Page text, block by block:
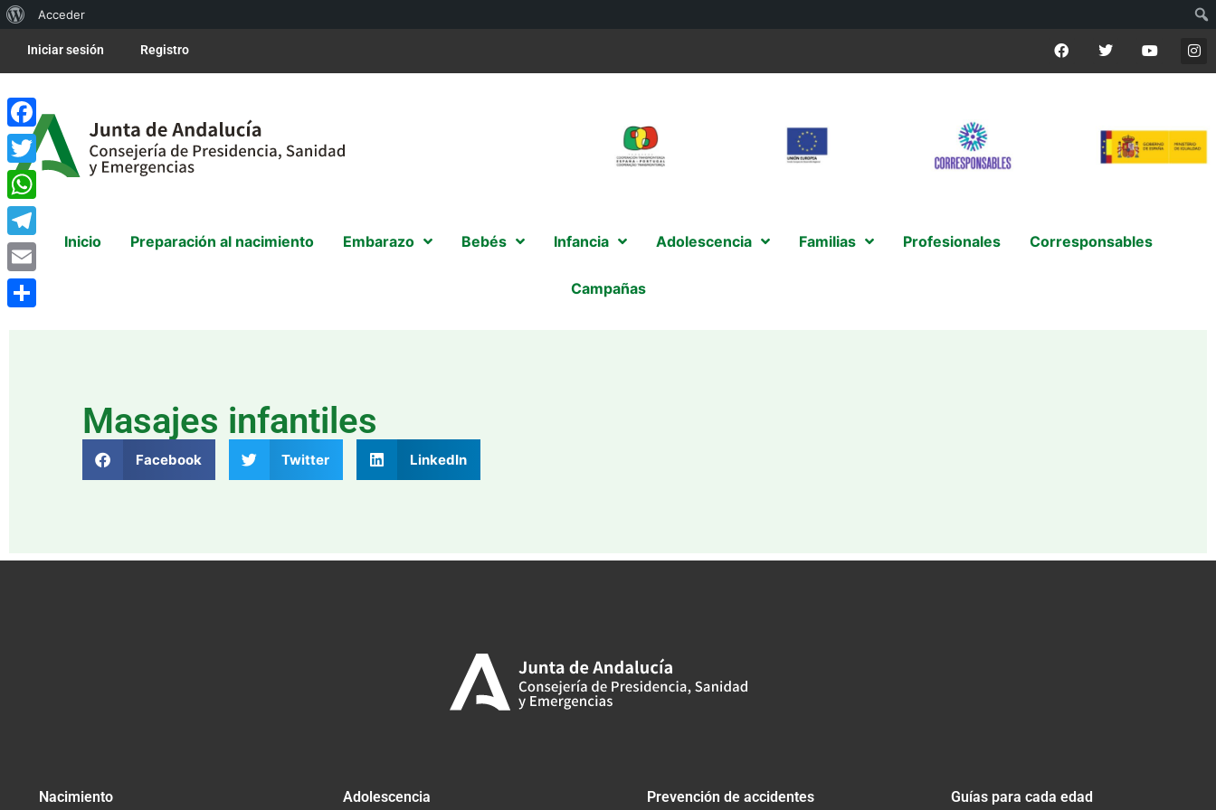
Acceder
Iniciar sesión Registro
Inicio Preparación al nacimiento Embarazo Bebés Infancia Adolescencia Familias Profesionales Corresponsables
Campañas
Masajes infantiles
Facebook Twitter LinkedIn
Nacimiento Adolescencia Prevención de accidentes Guías para cada edad
Facebook
Twitter
WhatsApp
Telegram
Email